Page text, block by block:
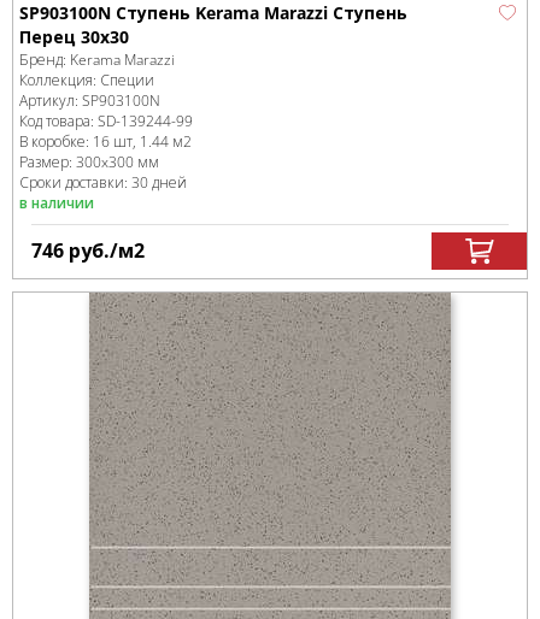
SP903100N Ступень Kerama Marazzi Ступень
Перец 30х30
Бренд: Kerama Marazzi
Коллекция: Специи
Артикул: SP903100N
Код товара: SD-139244-99
В коробке: 16 шт, 1.44 м2
Размер: 300x300 мм
Сроки доставки: 30 дней
в наличии
746 руб./м2